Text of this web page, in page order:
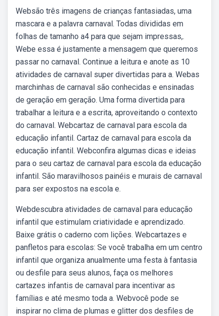
Websão três imagens de crianças fantasiadas, uma
mascara e a palavra carnaval. Todas divididas em
folhas de tamanho a4 para que sejam impressas,.
Webe essa é justamente a mensagem que queremos
passar no carnaval. Continue a leitura e anote as 10
atividades de carnaval super divertidas para a. Webas
marchinhas de carnaval são conhecidas e ensinadas
de geração em geração. Uma forma divertida para
trabalhar a leitura e a escrita, aproveitando o contexto
do carnaval. Webcartaz de carnaval para escola da
educação infantil. Cartaz de carnaval para escola da
educação infantil. Webconfira algumas dicas e ideias
para o seu cartaz de carnaval para escola da educação
infantil. São maravilhosos painéis e murais de carnaval
para ser expostos na escola e.
Webdescubra atividades de carnaval para educação
infantil que estimulam criatividade e aprendizado.
Baixe grátis o caderno com lições. Webcartazes e
panfletos para escolas: Se você trabalha em um centro
infantil que organiza anualmente uma festa à fantasia
ou desfile para seus alunos, faça os melhores
cartazes infantis de carnaval para incentivar as
famílias e até mesmo toda a. Webvocê pode se
inspirar no clima de plumas e glitter dos desfiles de